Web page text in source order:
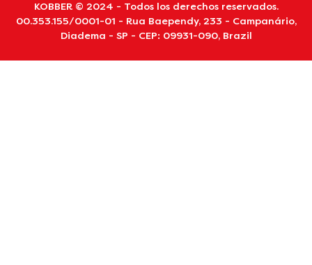
KOBBER © 2024 - Todos los derechos reservados.
00.353.155/0001-01 - Rua Baependy, 233 - Campanário,
Diadema - SP - CEP: 09931-090, Brazil